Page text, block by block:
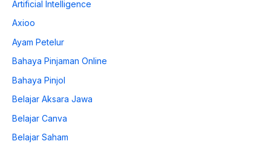
Artificial Intelligence
Axioo
Ayam Petelur
Bahaya Pinjaman Online
Bahaya Pinjol
Belajar Aksara Jawa
Belajar Canva
Belajar Saham